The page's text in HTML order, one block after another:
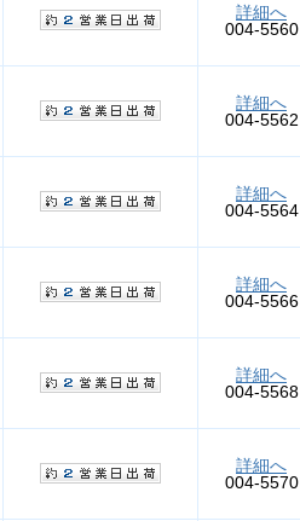
詳細へ
004-5560
詳細へ
004-5562
詳細へ
004-5564
詳細へ
004-5566
詳細へ
004-5568
詳細へ
004-5570